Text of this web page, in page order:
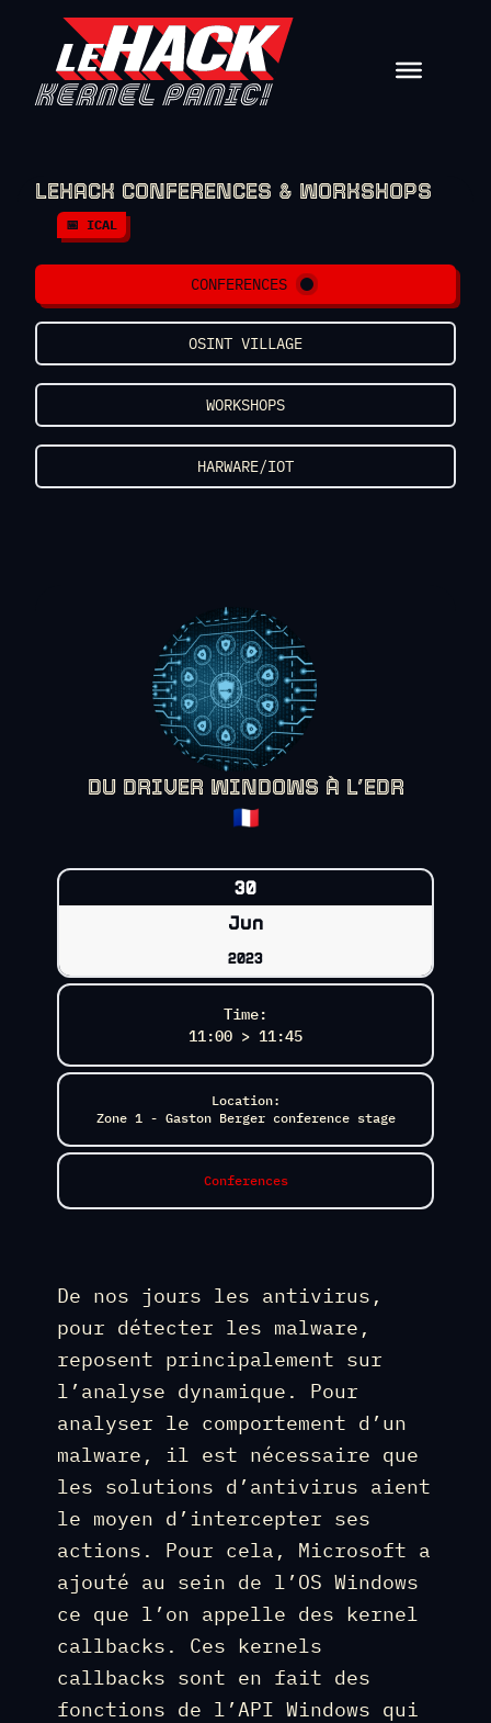
Skip to content
LEHACK CONFERENCES & WORKSHOPS
📅 ICAL
CONFERENCES
OSINT VILLAGE
WORKSHOPS
HARWARE/IOT
DU DRIVER WINDOWS À L’EDR
🇫🇷
30
Jun
2023
Time:
11:00 > 11:45
Location:
Zone 1 - Gaston Berger conference stage
Conferences
De nos jours les antivirus,
pour détecter les malware,
reposent principalement sur
l’analyse dynamique. Pour
analyser le comportement d’un
malware, il est nécessaire que
les solutions d’antivirus aient
le moyen d’intercepter ses
actions. Pour cela, Microsoft a
ajouté au sein de l’OS Windows
ce que l’on appelle des kernel
callbacks. Ces kernels
callbacks sont en fait des
fonctions de l’API Windows qui